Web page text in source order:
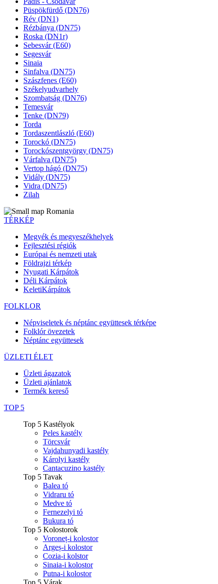
Püspökfürdő (DN76)
Rév (DN1)
Rézbánya (DN75)
Roska (DN1r)
Sebesvár (E60)
Segesvár
Sinaia
Sinfalva (DN75)
Szászfenes (E60)
Székelyudvarhely
Szombatság (DN76)
Temesvár
Tenke (DN79)
Torda
Tordaszentlászló (E60)
Torockó (DN75)
Torockószentgyörgy (DN75)
Várfalva (DN75)
Vertop hágó (DN75)
Vidály (DN75)
Vidra (DN75)
Zilah
TÉRKÉP
Megyék és megyeszékhelyek
Fejlesztési régiók
Európai és nemzeti utak
Földrajzi térkép
Nyugati Kárpátok
Déli Kárpátok
KeletiKárpátok
FOLKLOR
Népviseletek és néptánc együttesek térképe
Folklór övezetek
Néptánc együttesek
ÜZLETI ÉLET
Üzleti ágazatok
Üzleti ajánlatok
Termék kereső
TOP 5
Top 5 Kastélyok
Peles kastély
Törcsvár
Vajdahunyadi kastély
Károlyi kastély
Cantacuzino kastély
Top 5 Tavak
Balea tó
Vidraru tó
Medve tó
Fernezelyi tó
Bukura tó
Top 5 Kolostorok
Voroneț-i kolostor
Argeș-i kolostor
Cozia-i kolstor
Sinaia-i kolostor
Putna-i kolostor
Top 5 Várak